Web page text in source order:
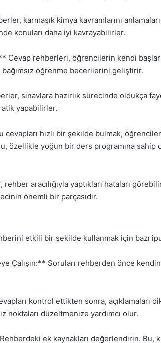
karmaşık kimya kavramlarını
konuları daha iyi kavrayabilirler.
Cevap rehberleri, öğrencilerin kendi
öğrenme becerilerini geliştirir.
sınavlara hazırlık sürecinde oldukça
yapabilirler.
hızlı bir şekilde bulmak,
özellikle yoğun bir ders programına
aracılığıyla yaptıkları hataları
önemli bir parçasıdır.
etkili bir şekilde kullanmak için bazı
Çalışın:** Soruları rehberden önce
kontrol ettikten sonra, açıklamaları
noktaları düzeltmenize yardımcı olur.
ek kaynakları değerlendirin. Bu,